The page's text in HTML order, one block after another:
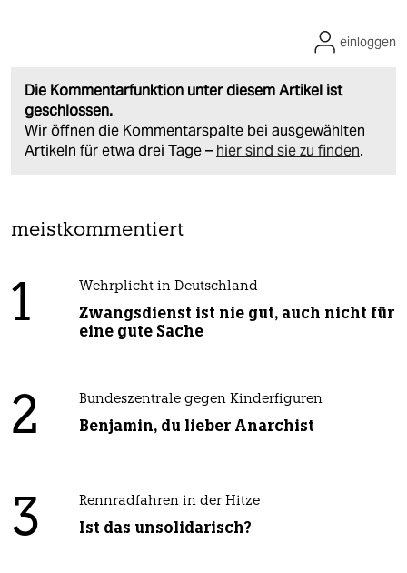
Die Kommentarfunktion unter diesem Artikel ist
geschlossen.
Wir öffnen die Kommentarspalte bei ausgewählten
Artikeln für etwa drei Tage – hier sind sie zu finden.
einloggen
meistkommentiert
1 Wehrplicht in Deutschland
Zwangsdienst ist nie gut, auch nicht für
eine gute Sache
2 Bundeszentrale gegen Kinderfiguren
Benjamin, du lieber Anarchist
3 Rennradfahren in der Hitze
Ist das unsolidarisch?